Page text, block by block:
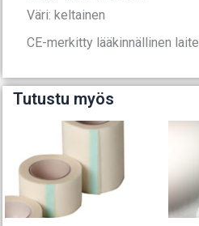
Väri: keltainen
CE-merkitty lääkinnällinen laite
Tutustu myös